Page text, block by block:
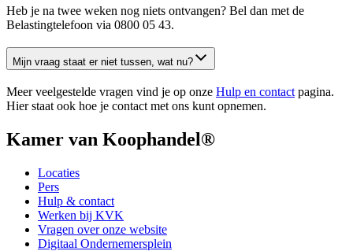
Heb je na twee weken nog niets ontvangen? Bel dan met de
Belastingtelefoon via 0800 05 43.
Mijn vraag staat er niet tussen, wat nu?
Meer veelgestelde vragen vind je op onze Hulp en contact pagina.
Hier staat ook hoe je contact met ons kunt opnemen.
Kamer van Koophandel®
Locaties
Pers
Hulp & contact
Werken bij KVK
Vragen over onze website
Digitaal Ondernemersplein